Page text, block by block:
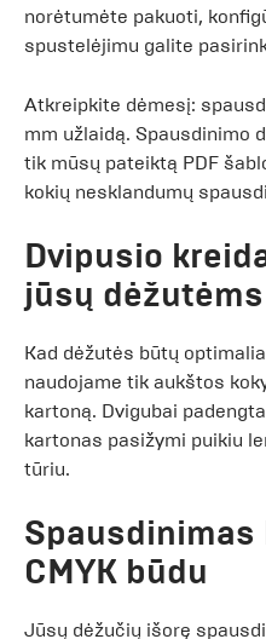
norėtumėte pakuoti,
spustelėjimu galite
Atkreipkite dėmesį:
mm užlaidą. Spausdinimo
tik mūsų pateiktą PDF
kokių nesklandumų
Dvipusio
jūsų dėžutėms
Kad dėžutės būtų
naudojame tik aukštos
kartoną. Dvigubai
kartonas pasižymi puikiu
tūriu.
CMYK būdu
Jūsų dėžučių išorę